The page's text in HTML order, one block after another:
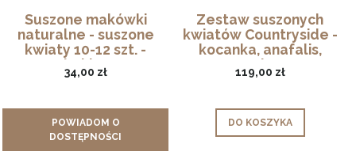
Suszone makówki
naturalne - suszone
kwiaty 10-12 szt. -
bukiet
34,00 zł
POWIADOM O
DOSTĘPNOŚCI
Zestaw suszonych
kwiatów Countryside -
kocanka, anafalis,
owies
119,00 zł
DO KOSZYKA